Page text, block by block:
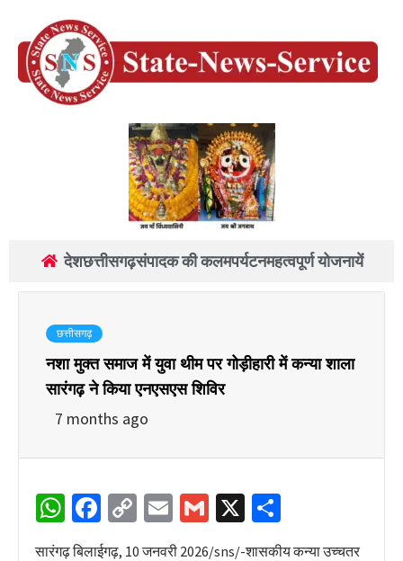
देशछत्तीसगढ़संपादक की कलमपर्यटनमहत्वपूर्ण योजनायें
छत्तीसगढ़
नशा मुक्त समाज में युवा थीम पर गोड़ीहारी में कन्या शाला
सारंगढ़ ने किया एनएसएस शिविर
7 months ago
WhatsApp
Facebook
Copy
Link
EmailGmail
X
सारंगढ़ बिलाईगढ़, 10 जनवरी 2026/sns/-शासकीय कन्या उच्चतर